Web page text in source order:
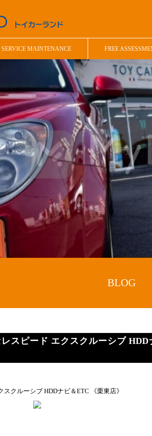
SERVICE MAINTENANCE FREE
BLOG
スピード エクスクルーシブ HDD
クルーシブ HDDナビ＆ETC 《栗東店》